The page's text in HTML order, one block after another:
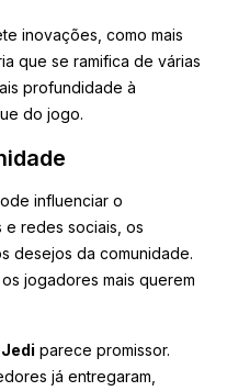
inovações, como mais
que se ramifica de várias
profundidade à
do jogo.
influenciar o
e redes sociais, os
desejos da comunidade.
jogadores mais querem
parece promissor.
já entregaram,